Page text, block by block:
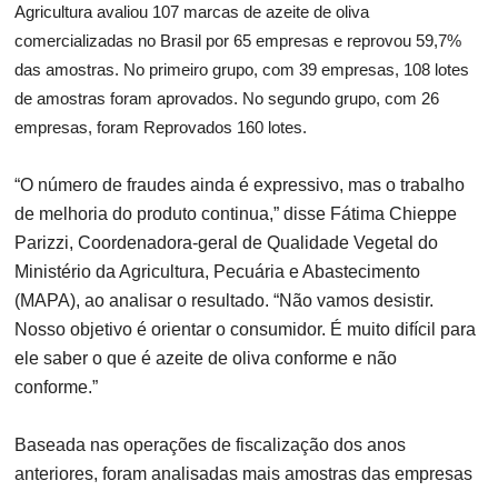
Agricultura avaliou 107 marcas de azeite de oliva
comercializadas no Brasil por 65 empresas e reprovou 59,7%
das amostras. No primeiro grupo, com 39 empresas, 108 lotes
de amostras foram aprovados. No segundo grupo, com 26
empresas, foram Reprovados 160 lotes.
“O número de fraudes ainda é expressivo, mas o trabalho
de melhoria do produto continua,” disse Fátima Chieppe
Parizzi, Coordenadora-geral de Qualidade Vegetal do
Ministério da Agricultura, Pecuária e Abastecimento
(MAPA), ao analisar o resultado. “Não vamos desistir.
Nosso objetivo é orientar o consumidor. É muito difícil para
ele saber o que é azeite de oliva conforme e não
conforme.”
Baseada nas operações de fiscalização dos anos
anteriores, foram analisadas mais amostras das empresas